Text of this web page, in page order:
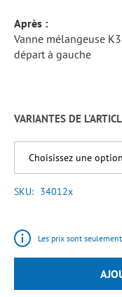
Après :
Vanne mélangeuse
départ à gauche
VARIANTES DE
SKU 34012x
Les prix sont